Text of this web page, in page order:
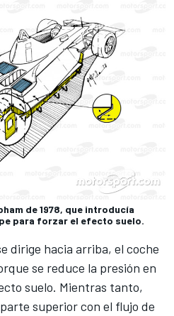
de 1978, que introducía
para forzar el efecto suelo.
dirige hacia arriba, el coche
se reduce la presión en
suelo. Mientras tanto,
superior con el flujo de